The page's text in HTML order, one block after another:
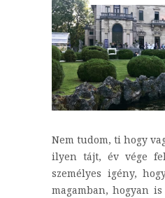
Nem tudom, ti hogy
ilyen tájt, év vége
személyes igény,
magamban, hogyan